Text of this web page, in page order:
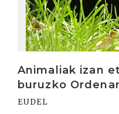
Animaliak izan
buruzko
EUDEL